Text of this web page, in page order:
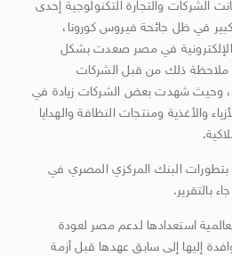
الشركات والتجارة التكنولوجية إحدى
في ظل جائحة فيروس كورونا،
في مصر صعدت بشكل
ذلك من قبل الشركات
وحيث شهدت بعض الشركات زيادة في
والأغذية ومنتجات النظافة والهدايا
بتطورات البنك المركزي المصري في
بالتقرير.
استعدادها لدعم مصر لعودة
إليها إلى سابق عهدها قبل أزمة